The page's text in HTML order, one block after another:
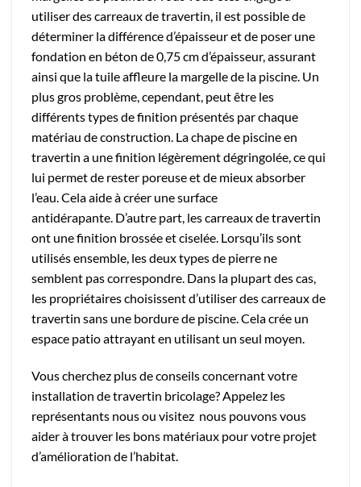
utiliser des carreaux de travertin, il est possible de
déterminer la différence d’épaisseur et de poser une
fondation en béton de 0,75 cm d’épaisseur, assurant
ainsi que la tuile affleure la margelle de la piscine. Un
plus gros problème, cependant, peut être les
différents types de finition présentés par chaque
matériau de construction. La chape de piscine en
travertin a une finition légèrement dégringolée, ce qui
lui permet de rester poreuse et de mieux absorber
l’eau. Cela aide à créer une surface
antidérapante. D’autre part, les carreaux de travertin
ont une finition brossée et ciselée. Lorsqu’ils sont
utilisés ensemble, les deux types de pierre ne
semblent pas correspondre. Dans la plupart des cas,
les propriétaires choisissent d’utiliser des carreaux de
travertin sans une bordure de piscine. Cela crée un
espace patio attrayant en utilisant un seul moyen.
Vous cherchez plus de conseils concernant votre
installation de travertin bricolage? Appelez les
représentants nous ou visitez nous pouvons vous
aider à trouver les bons matériaux pour votre projet
d’amélioration de l’habitat.